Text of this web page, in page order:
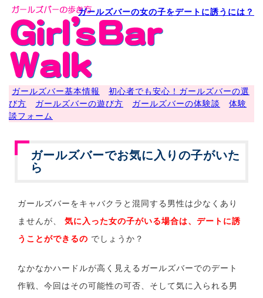
ガールズバーの女の子をデートに誘うには？
ガールズバー基本情報
初心者でも安心！ガールズバーの選
び方
ガールズバーの遊び方 ガールズバーの体験談
体験
談フォーム
ガールズバーでお気に入りの子がいた
ら
ガールズバーをキャバクラと混同する男性は少なくあり
ませんが、 気に入った女の子がいる場合は、デートに誘
うことができるの でしょうか？
なかなかハードルが高く見えるガールズバーでのデート
作戦、今回はその可能性の可否、そして気に入られる男